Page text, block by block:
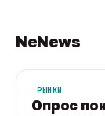
NeNews
РЫНКИ
Опрос